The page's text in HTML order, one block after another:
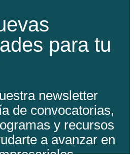
para tu
newsletter
de convocatorias,
y recursos
a avanzar en